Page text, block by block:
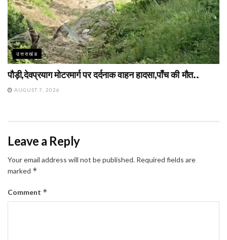
उत्तराखंड
पौड़ी,देवप्रयाग मोटरमार्ग पर दर्दनाक वाहन हादसा,पाँच की मौत..
AUGUST 7, 2026
Leave a Reply
Your email address will not be published. Required fields are
marked *
Comment *